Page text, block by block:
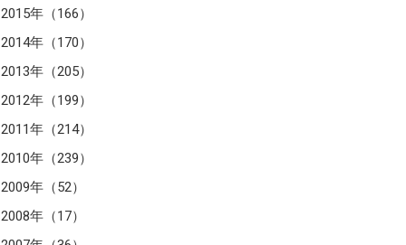
2015年（166）
2014年（170）
2013年（205）
2012年（199）
2011年（214）
2010年（239）
2009年（52）
2008年（17）